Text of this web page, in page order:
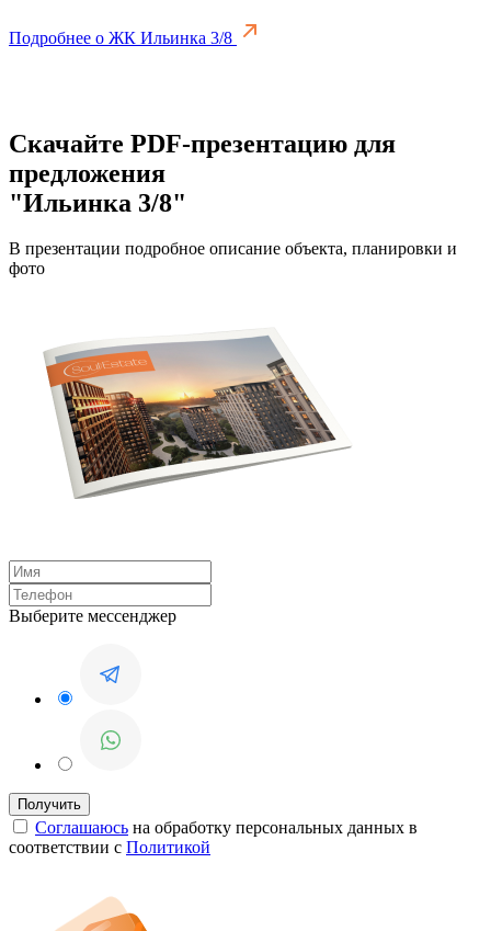
Подробнее о ЖК Ильинка 3/8
Скачайте PDF-презентацию для
предложения
"Ильинка 3/8"
В презентации подробное описание объекта, планировки и
фото
Выберите мессенджер
Соглашаюсь на обработку персональных данных в
соответствии с Политикой